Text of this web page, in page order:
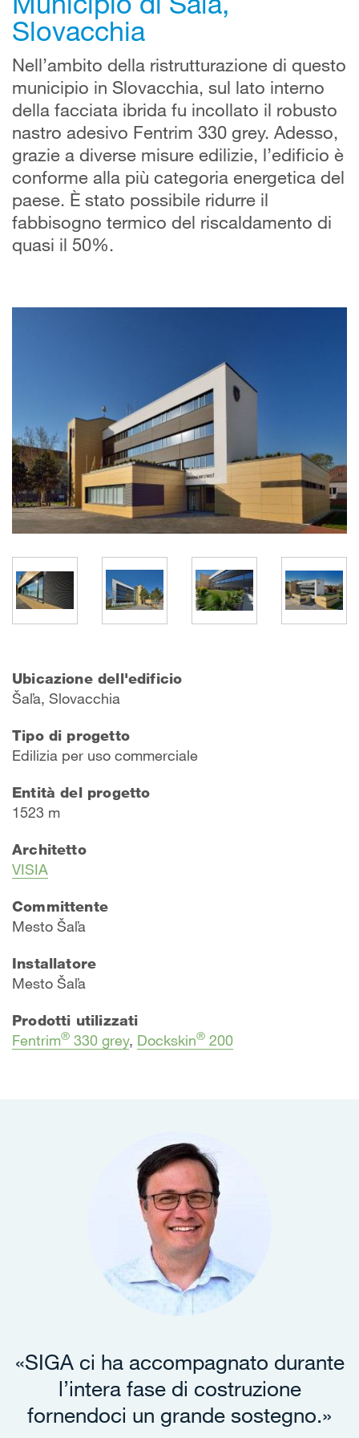
Slovacchia
Nell’ambito della ristrutturazione di questo
municipio in Slovacchia, sul lato interno
della facciata ibrida fu incollato il robusto
nastro adesivo Fentrim 330 grey. Adesso,
grazie a diverse misure edilizie, l’edificio è
conforme alla più categoria energetica del
paese. È stato possibile ridurre il
fabbisogno termico del riscaldamento di
quasi il 50%.
Ubicazione dell'edificio
Šaľa, Slovacchia
Tipo di progetto
Edilizia per uso commerciale
Entità del progetto
1523 m
Architetto
VISIA
Committente
Mesto Šaľa
Installatore
Mesto Šaľa
Prodotti utilizzati
Fentrim® 330 grey, Dockskin® 200
«SIGA ci ha accompagnato durante
l’intera fase di costruzione
fornendoci un grande sostegno.»